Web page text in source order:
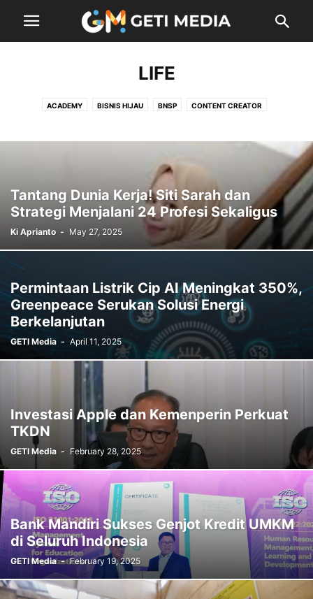
LIFE
ACADEMY BISNIS HIJAU BNSP CONTENT CREATOR
INDUSTRI KEBIJAKAN LIFE LOGISTIK MUSIC POLITICS
Tantang Dunia Kerja! Siti Sarah dan
Strategi Menjalani 24 Profesi Sekaligus
Ki Aprianto - May 27, 2025
Permintaan Listrik Cip AI Meningkat 350%,
Greenpeace Serukan Solusi Energi
Berkelanjutan
GETI Media - April 11, 2025
Investasi Apple dan Kemenperin Perkuat
TKDN
GETI Media - February 28, 2025
Bank Mandiri Sukses Genjot Kredit UMKM
di Seluruh Indonesia
GETI Media - February 19, 2025